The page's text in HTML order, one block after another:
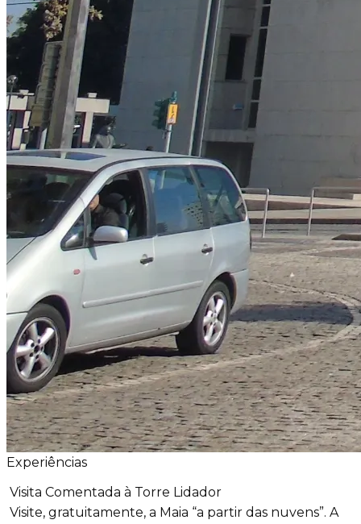
Experiências
Visita Comentada à Torre Lidador
Visite, gratuitamente, a Maia “a partir das nuvens”. A